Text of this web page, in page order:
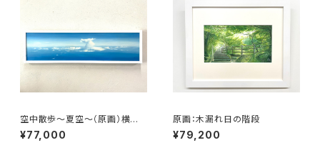
空中散歩～夏空～（原画）横長
サイズ： 横930mm×縦240m
m
¥77,000
原画：木漏れ日の階段
¥79,200